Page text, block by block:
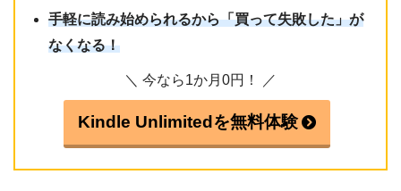
手軽に読み始められるから「買って失敗した」が
なくなる！
＼ 今なら1か月0円！ ／
Kindle Unlimitedを無料体験